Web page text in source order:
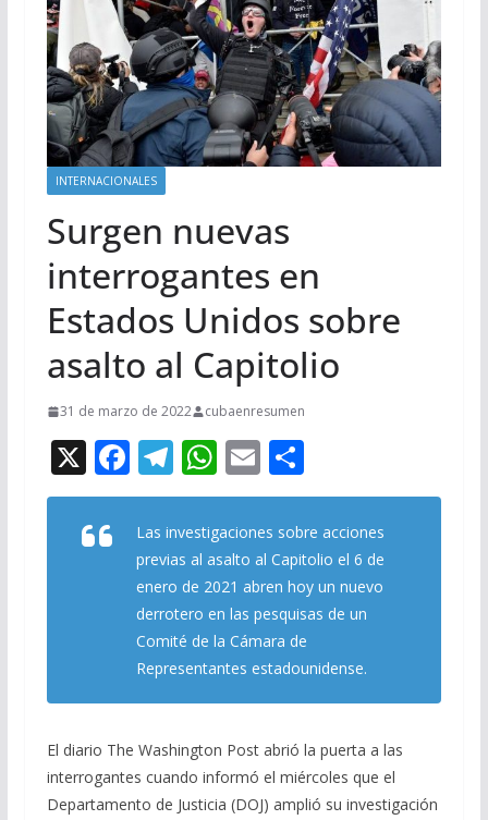
INTERNACIONALES
Surgen nuevas
interrogantes en
Estados Unidos sobre
asalto al Capitolio
31 de marzo de 2022 cubaenresumen
X F
ac
e
b
o
o
k
T
el
e
gr
a
m
W
h
at
s
A
p
p
E
m
ai
l
C
o
m
p
ar
ti
r
Las investigaciones sobre acciones
previas al asalto al Capitolio el 6 de
enero de 2021 abren hoy un nuevo
derrotero en las pesquisas de un
Comité de la Cámara de
Representantes estadounidense.
El diario The Washington Post abrió la puerta a las
interrogantes cuando informó el miércoles que el
Departamento de Justicia (DOJ) amplió su investigación